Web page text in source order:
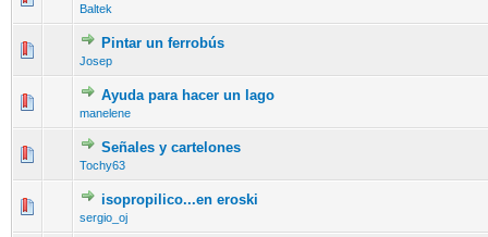
Baltek
Pintar un ferrobús
Josep
Ayuda para hacer un lago
manelene
Señales y cartelones
Tochy63
isopropilico...en eroski
sergio_oj